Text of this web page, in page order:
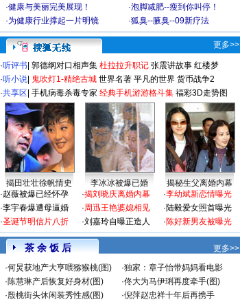
·健康与美丽完美展现！ ·泡脚减肥--瘦到你叫停！
·为健康行业撑起一片明镜 ·狐臭--腋臭--09新疗法
更多>>
·听评书 郭德纲对口相声集 杜拉拉升职记 张震讲故事 红楼梦
·听小说 鬼吹灯1-精绝古城 世界名著 平凡的世界 货币战争2
·共享区 手机病毒杀毒专家 经典手机游游格斗集 福彩3D走势图
揭田壮壮徐帆情史 李冰冰被爆已婚
揭秘生父离婚内幕
·赵薇被爆已经怀孕
·李宇春爆遭母逼婚
·圣诞节明信片八折
·揭刘晓庆离婚内幕
·周迅王艳婆媳相见
·刘嘉玲自曝正造人
·李幼斌新恋情曝光
·陆毅爱女照首曝光
·陈好新男友被曝光
茶 余 饭 后
更多>>
·何炅获地产大亨喂猕猴桃(图) ·独家：章子怡带妈妈看电影
·陈慧琳产后恢复好身材(图) ·佟大为马伊琍再度牵手(图)
·殷桃街头休闲装秀性感(图) ·倪萍赵忠祥十年后再携手